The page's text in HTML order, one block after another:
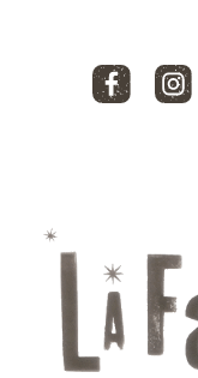
Facebook